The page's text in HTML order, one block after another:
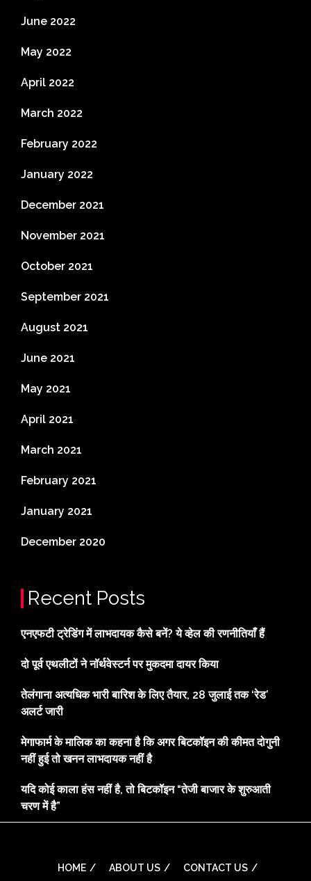
June 2022
May 2022
April 2022
March 2022
February 2022
January 2022
December 2021
November 2021
October 2021
September 2021
August 2021
June 2021
May 2021
April 2021
March 2021
February 2021
January 2021
December 2020
Recent Posts
एनएफटी ट्रेडिंग में लाभदायक कैसे बनें? ये व्हेल की रणनीतियाँ हैं
दो पूर्व एथलीटों ने नॉर्थवेस्टर्न पर मुकदमा दायर किया
तेलंगाना अत्यधिक भारी बारिश के लिए तैयार, 28 जुलाई तक ‘रेड’
अलर्ट जारी
मेगाफार्म के मालिक का कहना है कि अगर बिटकॉइन की कीमत दोगुनी
नहीं हुई तो खनन लाभदायक नहीं है
यदि कोई काला हंस नहीं है, तो बिटकॉइन “तेजी बाजार के शुरुआती
चरण में है”
HOME ABOUT US CONTACT US